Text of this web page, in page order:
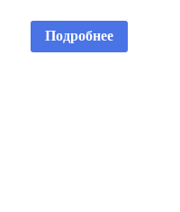
Подробнее